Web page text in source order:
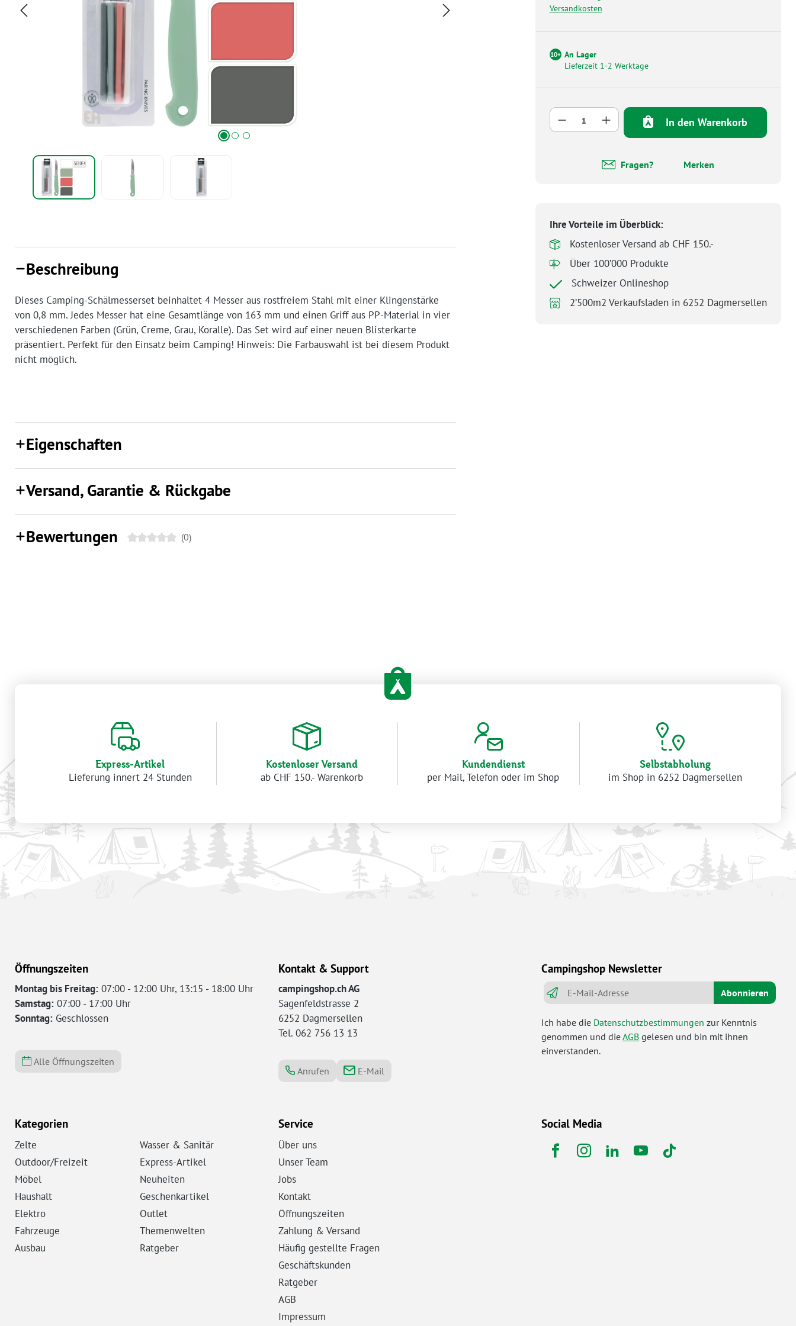
Beschreibung
Dieses Camping-Schälmesserset beinhaltet 4 Messer aus rostfreiem Stahl mit einer Klingenstärke
von 0,8 mm. Jedes Messer hat eine Gesamtlänge von 163 mm und einen Griff aus PP-Material in vier
verschiedenen Farben (Grün, Creme, Grau, Koralle). Das Set wird auf einer neuen Blisterkarte
präsentiert. Perfekt für den Einsatz beim Camping! Hinweis: Die Farbauswahl ist bei diesem Produkt
nicht möglich.
Eigenschaften
Versand, Garantie & Rückgabe
Bewertungen (0)
Versandkosten
10+ An Lager
Lieferzeit 1-2 Werktage
Produkt Anzahl: Gib den gewünschten
In den Warenkorb
Fragen? Merken
Ihre Vorteile im Überblick:
Kostenloser Versand ab CHF 150.-
Über 100’000 Produkte
Schweizer Onlineshop
2’500m2 Verkaufsladen in 6252 Dagmersellen
Express-Artikel
Lieferung innert 24 Stunden
Kostenloser Versand
ab CHF 150.- Warenkorb
Kundendienst
per Mail, Telefon oder im Shop
Selbstabholung
im Shop in 6252 Dagmersellen
Öffnungszeiten
Montag bis Freitag: 07:00 - 12:00 Uhr, 13:15 - 18:00 Uhr
Samstag: 07:00 - 17:00 Uhr
Sonntag: Geschlossen
Alle Öffnungszeiten
Kontakt & Support
campingshop.ch AG
Sagenfeldstrasse 2
6252 Dagmersellen
Tel. 062 756 13 13
Anrufen E-Mail
Campingshop Newsletter
Abonnieren
Ich habe die Datenschutzbestimmungen zur Kenntnis
genommen und dieAGB gelesen und bin mit ihnen
einverstanden.
Kategorien
Zelte
Outdoor/Freizeit
Möbel
Haushalt
Elektro
Fahrzeuge
Ausbau
Wasser & Sanitär
Express-Artikel
Neuheiten
Geschenkartikel
Outlet
Themenwelten
Ratgeber
Service
Über uns
Unser Team
Jobs
Kontakt
Öffnungszeiten
Zahlung & Versand
Häufig gestellte Fragen
Geschäftskunden
Ratgeber
AGB
Impressum
Social Media